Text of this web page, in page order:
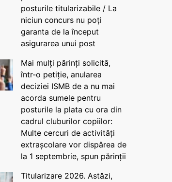
posturile titularizabile / La
niciun concurs nu poți
garanta de la început
asigurarea unui post
Mai mulți părinți solicită,
într-o petiție, anularea
deciziei ISMB de a nu mai
acorda sumele pentru
posturile la plata cu ora din
cadrul cluburilor copiilor:
Multe cercuri de activități
extrașcolare vor dispărea de
la 1 septembrie, spun părinții
Titularizare 2026. Astăzi,